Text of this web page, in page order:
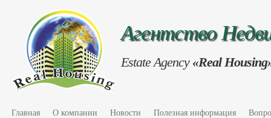
Агентство
Estate Agency «Real
Главная О компании Новости Полезная информация